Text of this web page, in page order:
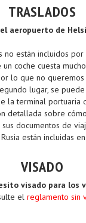
TRASLADOS
aeropuerto de
no están incluidos
coche cuesta
lo que no
lugar, se
la terminal portuaria
detallada sobre
documentos de
están incluidas
VISADO
visado para los
el reglamento sin